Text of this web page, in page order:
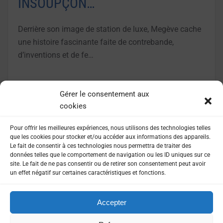
Gérer le consentement aux
cookies
Pour offrir les meilleures expériences, nous utilisons des technologies telles
que les cookies pour stocker et/ou accéder aux informations des appareils.
Le fait de consentir à ces technologies nous permettra de traiter des
données telles que le comportement de navigation ou les ID uniques sur ce
site. Le fait de ne pas consentir ou de retirer son consentement peut avoir
un effet négatif sur certaines caractéristiques et fonctions.
Accepter
INSOUPÇON…
Derrière son image de station de luxe, Megève cache
une histoire fascinante faite de contrebande,
d’inventions et de fe…
LIRE LA SUITE
MENTIONS LÉGALES